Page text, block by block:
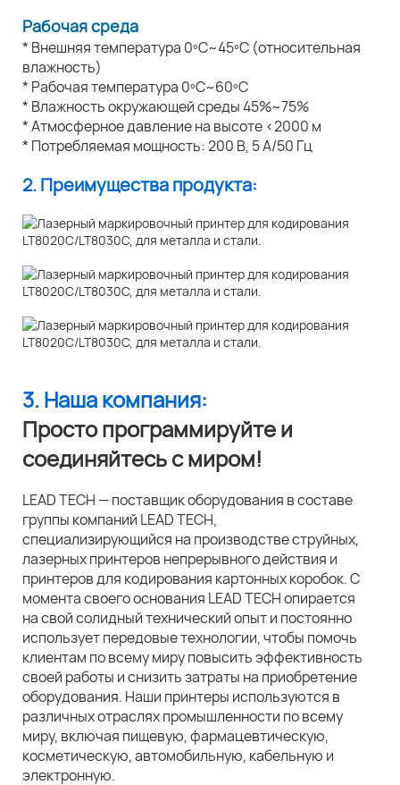
Рабочая среда
* Внешняя температура 0ºC~45ºC (относительная
влажность)
* Рабочая температура 0ºC~60ºC
* Влажность окружающей среды 45%~75%
* Атмосферное давление на высоте <2000 м
* Потребляемая мощность: 200 В, 5 А/50 Гц
2. Преимущества продукта:
3. Наша компания:
Просто программируйте и
соединяйтесь с миром!
LEAD TECH — поставщик оборудования в составе
группы компаний LEAD TECH,
специализирующийся на производстве струйных,
лазерных принтеров непрерывного действия и
принтеров для кодирования картонных коробок. С
момента своего основания LEAD TECH опирается
на свой солидный технический опыт и постоянно
использует передовые технологии, чтобы помочь
клиентам по всему миру повысить эффективность
своей работы и снизить затраты на приобретение
оборудования. Наши принтеры используются в
различных отраслях промышленности по всему
миру, включая пищевую, фармацевтическую,
косметическую, автомобильную, кабельную и
электронную.